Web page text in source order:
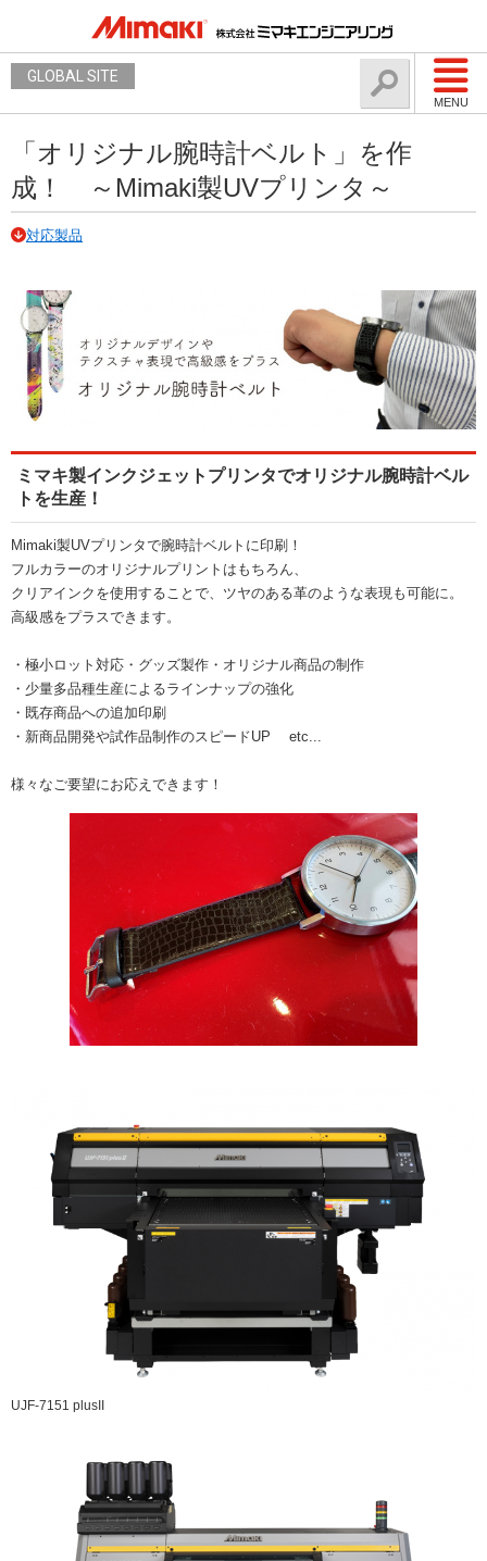
MENU
GLOBAL SITE
「オリジナル腕時計ベルト」を作
成！ ～Mimaki製UVプリンタ～
対応製品
ミマキ製インクジェットプリンタでオリジナル腕時計ベル
トを生産！
Mimaki製UVプリンタで腕時計ベルトに印刷！
フルカラーのオリジナルプリントはもちろん、
クリアインクを使用することで、ツヤのある革のような表現も可能に。
高級感をプラスできます。
・極小ロット対応・グッズ製作・オリジナル商品の制作
・少量多品種生産によるラインナップの強化
・既存商品への追加印刷
・新商品開発や試作品制作のスピードUP etc...
様々なご要望にお応えできます！
UJF-7151 plusII